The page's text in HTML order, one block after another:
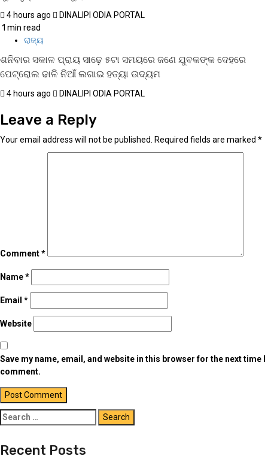
4 hours ago DINALIPI ODIA PORTAL
1 min read
ରାଜ୍ୟ
ଶନିବାର ସକାଳ ପ୍ରାୟ ସାଢ଼େ ୫ଟା ସମୟରେ ଜଣେ ଯୁବକଙ୍କ ଦେହରେ
ପେଟ୍ରୋଲ ଢାଳି ନିଆଁ ଲଗାଇ ହତ୍ୟା ଉଦ୍ୟମ
4 hours ago DINALIPI ODIA PORTAL
Leave a Reply
Your email address will not be published. Required fields are marked *
Comment*
Name*
Email *
Website
Save my name, email, and website in this browser for the next time I
comment.
Recent Posts